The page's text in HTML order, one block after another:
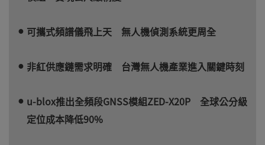
可攜式頻譜儀飛上天 無人機偵測系統更周全
非紅供應鏈需求明確 台灣無人機產業進入關鍵時刻
u-blox推出全頻段GNSS模組ZED-X20P 全球公分級
定位成本降低90%